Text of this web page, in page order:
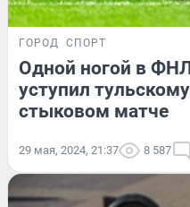
ГОРОД СПОРТ
Одной ногой в
уступил
стыковом матче
29 мая, 2024, 21:37 8 587